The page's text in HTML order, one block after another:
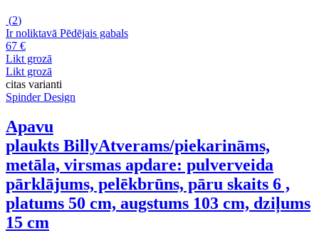
(2)
Ir noliktavā Pēdējais gabals
67 €
Likt grozā
Likt grozā
citas varianti
Spinder Design
Apavu
plaukts BillyAtverams/piekarināms,
metāla, virsmas apdare: pulverveida
pārklājums, pelēkbrūns, pāru skaits 6 ,
platums 50 cm, augstums 103 cm, dziļums
15 cm